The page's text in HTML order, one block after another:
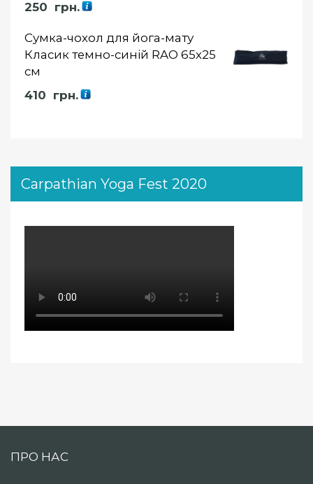
250 грн.
Сумка-чохол для йога-мату
Класик темно-синій RAO 65х25
см
410 грн.
Carpathian Yoga Fest 2020
ПРО НАС